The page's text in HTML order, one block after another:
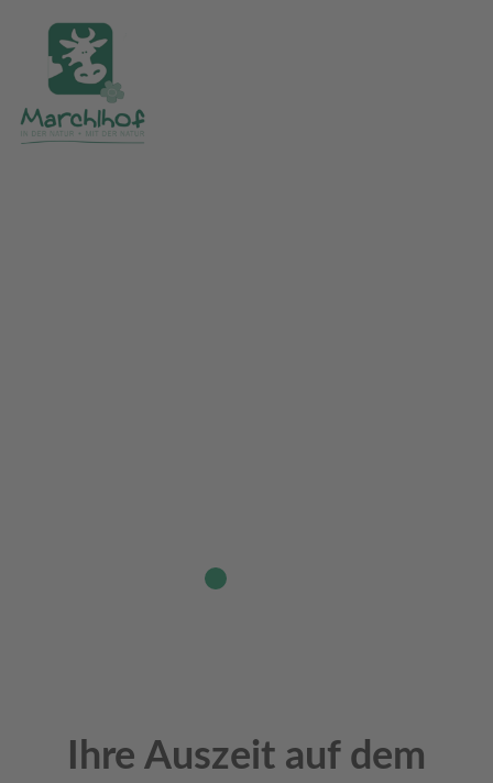
Ihre Auszeit auf dem